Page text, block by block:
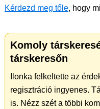
Kérdezd meg tőle, hogy
Komoly
társkeresőn
Ilonka felkeltette az
regisztráció ingyenes.
is. Nézz szét a többi